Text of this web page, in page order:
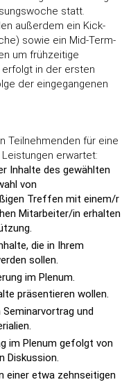
statt.
außerdem ein Kick-
sowie ein Mid-Term-
um frühzeitige
erfolgt in der ersten
der eingegangenen
Teilnehmenden für eine
erwartet:
Inhalte des gewählten
von
Treffen mit einem/r
Mitarbeiter/in erhalten
die in Ihrem
sollen.
im Plenum.
präsentieren wollen.
und
im Plenum gefolgt von
Diskussion.
einer etwa zehnseitigen